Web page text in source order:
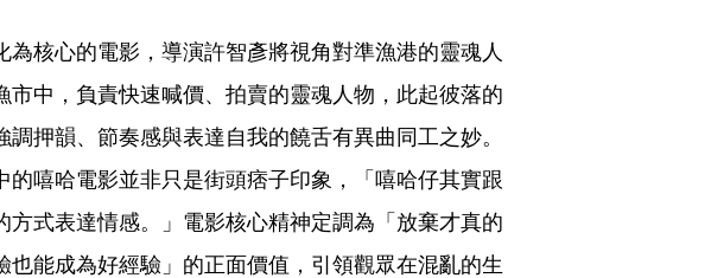
核心的電影，導演許智彥將視角對準漁港的靈魂人
市中，負責快速喊價、拍賣的靈魂人物，此起彼落的
押韻、節奏感與表達自我的饒舌有異曲同工之妙。
的嘻哈電影並非只是街頭痞子印象，「嘻哈仔其實跟
方式表達情感。」電影核心精神定調為「放棄才真的
也能成為好經驗」的正面價值，引領觀眾在混亂的生